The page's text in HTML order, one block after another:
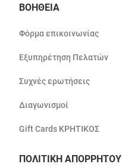
ΒΟΗΘΕΙΑ
Φόρμα επικοινωνίας
Εξυπηρέτηση Πελατών
Συχνές ερωτήσεις
Διαγωνισμοί
Gift Cards ΚΡΗΤΙΚΟΣ
ΠΟΛΙΤΙΚΗ ΑΠΟΡΡΗΤΟΥ